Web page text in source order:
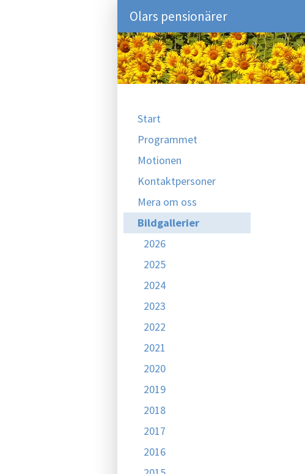
Olars pensionärer
Start
Programmet
Motionen
Kontaktpersoner
Mera om oss
Bildgallerier
2026
2025
2024
2023
2022
2021
2020
2019
2018
2017
2016